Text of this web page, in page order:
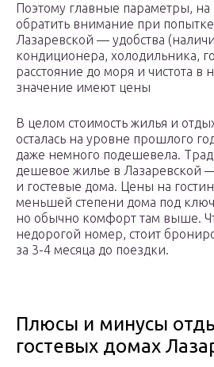
Поэтому главные параметры, на
обратить внимание при
Лазаревской — удобства
кондиционера, холодильника,
расстояние до моря и чистота в
значение имеют цены
В целом стоимость жилья и
осталась на уровне прошлого
даже немного подешевела.
дешевое жилье в Лазаревской
и гостевые дома. Цены на
меньшей степени дома под
но обычно комфорт там выше.
недорогой номер, стоит
за 3-4 месяца до поездки.
Плюсы и минусы
гостевых домах